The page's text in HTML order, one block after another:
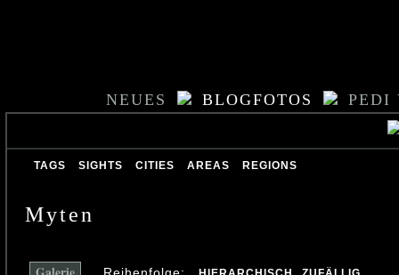
NEUES BLOGFOTOS PEDI
TAGS SIGHTS CITIES AREAS REGIONS
Myten